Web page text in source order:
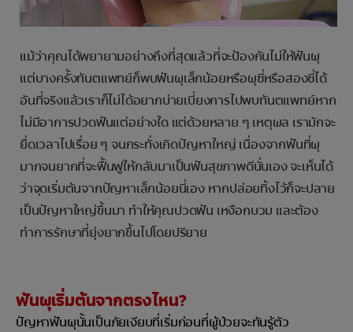
แม้ว่าคุณได้พยายามอย่างถึงที่สุดแล้วที่จะป้องกันไม่ให้ฟันผุ
แต่บางครั้งทันตแพทย์ก็พบฟันผุเล็กน้อยหรือผุซี่หรือสองซี่ได้
อันที่จริงแล้วเราก็ไม่ได้อยากบ่ายเบี่ยงการไปพบทันตแพทย์หาก
ไม่มีอาการปวดฟันแต่อย่างใด แต่ด้วยหลาย ๆ เหตุผล เรามักจะ
ยื่ดเวลาไปเรื่อย ๆ จนกระทั่งเกิดปัญหาใหญ่ เนื่องจากฟันที่ผุ
มากจนยากที่จะฟื้นฟูให้กลับมาเป็นฟันสุขภาพดีนั่นเอง จะเห็นได้
ว่าจุดเริ่มต้นจากปัญหาเล็กน้อยนี่เอง หากปล่อยทิ้งไว้ก็จะปลาย
เป็นปัญหาใหญ่ขึ้นมา ทำให้คุณปวดฟัน เหงือกบวม และต้อง
ทำการรักษาที่ยุ่งยากขึ้นไปโดยปริยาย
ฟันผุเริ่มต้นจากตรงไหน?
ปัญหาฟันผุนั้นเป็นภัยเงียบที่เริ่มก่อนที่ผู้ป่วยจะทันรู้ตัว